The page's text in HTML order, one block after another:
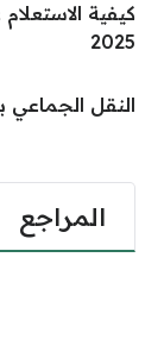
2025
النقل الجماعي
المراجع